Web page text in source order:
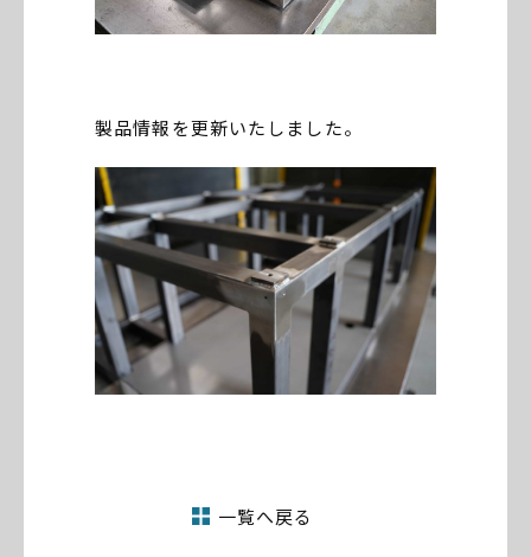
製品情報を更新いたしました。
一覧へ戻る